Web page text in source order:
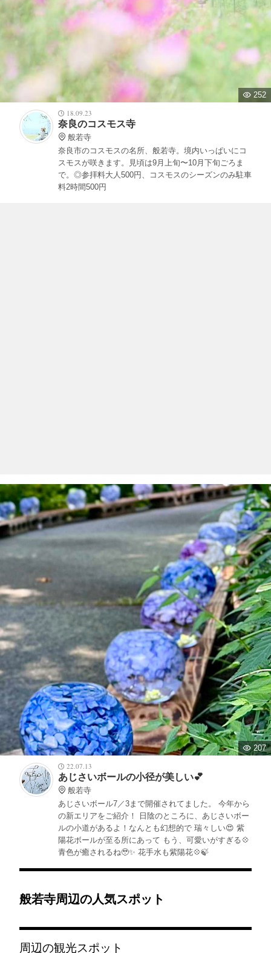
252
18.09.23
奈良のコスモス寺
般若寺
奈良市のコスモスの名所、般若寺。境内いっぱいにコ
スモスが咲きます。見頃は9月上旬〜10月下旬ごろま
で。◎参拝料大人500円、コスモスのシーズンのみ駐車
料2時間500円
207
22.07.13
あじさいボールの小径が美しい💕
般若寺
あじさいボール7／3まで開催されてました。 今年から
の新エリアをご紹介！ 日陰のところに、あじさいボー
ルの小道があるよ！なんとも幻想的で 瑞々しい😍 紫
陽花ボールが至る所にあって もう、可愛いがすぎる💠
青色が癒されるね🥹✨ 花手水も紫陽花💠🍃
般若寺周辺の人気スポット
周辺の観光スポット